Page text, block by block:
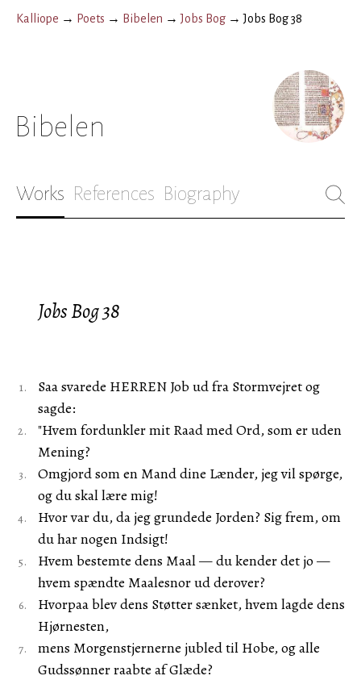
Kalliope → Poets → Bibelen →Jobs Bog →Jobs Bog 38
Bibelen
Works References Biography
Jobs Bog 38
Saa svarede HERREN Job ud fra Stormvejret og
sagde:
"Hvem fordunkler mit Raad med Ord, som er uden
Mening?
Omgjord som en Mand dine Lænder, jeg vil spørge,
og du skal lære mig!
Hvor var du, da jeg grundede Jorden? Sig frem, om
du har nogen Indsigt!
Hvem bestemte dens Maal — du kender det jo —
hvem spændte Maalesnor ud derover?
Hvorpaa blev dens Støtter sænket, hvem lagde dens
Hjørnesten,
mens Morgenstjernerne jubled til Hobe, og alle
Gudssønner raabte af Glæde?